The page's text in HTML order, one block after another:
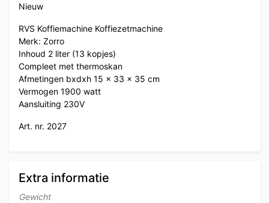
Nieuw
RVS Koffiemachine Koffiezetmachine
Merk: Zorro
Inhoud 2 liter (13 kopjes)
Compleet met thermoskan
Afmetingen bxdxh 15 x 33 x 35 cm
Vermogen 1900 watt
Aansluiting 230V
Art. nr. 2027
Extra informatie
Gewicht